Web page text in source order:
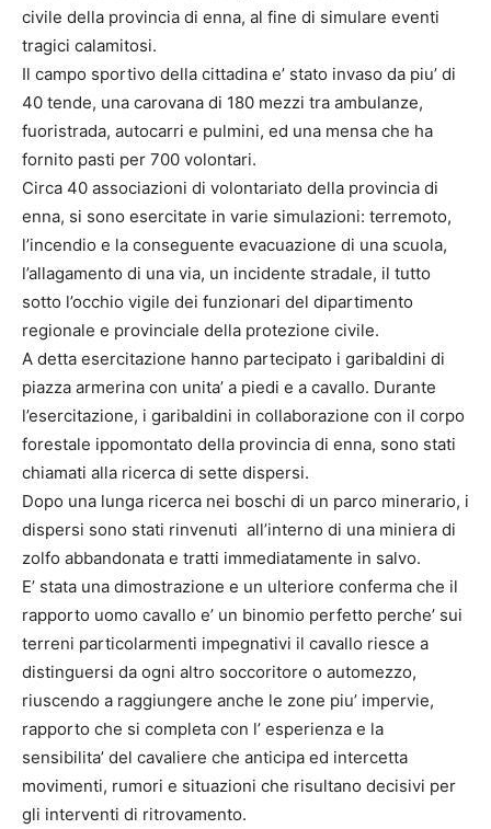
civile della provincia di enna, al fine di simulare eventi
tragici calamitosi.
Il campo sportivo della cittadina e’ stato invaso da piu’ di
40 tende, una carovana di 180 mezzi tra ambulanze,
fuoristrada, autocarri e pulmini, ed una mensa che ha
fornito pasti per 700 volontari.
Circa 40 associazioni di volontariato della provincia di
enna, si sono esercitate in varie simulazioni: terremoto,
l’incendio e la conseguente evacuazione di una scuola,
l’allagamento di una via, un incidente stradale, il tutto
sotto l’occhio vigile dei funzionari del dipartimento
regionale e provinciale della protezione civile.
A detta esercitazione hanno partecipato i garibaldini di
piazza armerina con unita’ a piedi e a cavallo. Durante
l’esercitazione, i garibaldini in collaborazione con il corpo
forestale ippomontato della provincia di enna, sono stati
chiamati alla ricerca di sette dispersi.
Dopo una lunga ricerca nei boschi di un parco minerario, i
dispersi sono stati rinvenuti all’interno di una miniera di
zolfo abbandonata e tratti immediatamente in salvo.
E’ stata una dimostrazione e un ulteriore conferma che il
rapporto uomo cavallo e’ un binomio perfetto perche’ sui
terreni particolarmenti impegnativi il cavallo riesce a
distinguersi da ogni altro soccoritore o automezzo,
riuscendo a raggiungere anche le zone piu’ impervie,
rapporto che si completa con l’ esperienza e la
sensibilita’ del cavaliere che anticipa ed intercetta
movimenti, rumori e situazioni che risultano decisivi per
gli interventi di ritrovamento.